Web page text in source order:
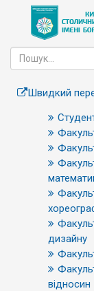
Швидкий
дизайну
відносин